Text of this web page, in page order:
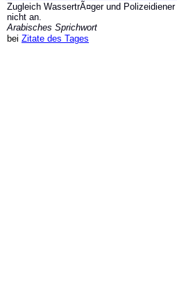
Zugleich WassertrÃ¤ger und Polizeidiener
nicht an.
Arabisches Sprichwort
bei Zitate des Tages